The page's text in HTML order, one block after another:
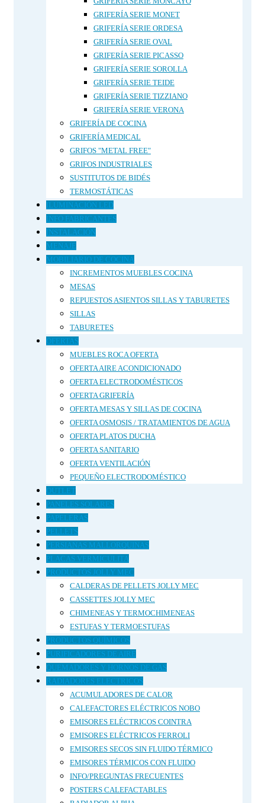
GRIFERÍA SERIE MONET
GRIFERÍA SERIE ORDESA
GRIFERÍA SERIE OVAL
GRIFERÍA SERIE PICASSO
GRIFERÍA SERIE SOROLLA
GRIFERÍA SERIE TEIDE
GRIFERÍA SERIE TIZZIANO
GRIFERÍA SERIE VERONA
GRIFERÍA DE COCINA
GRIFERÍA MEDICAL
GRIFOS "METAL FREE"
GRIFOS INDUSTRIALES
SUSTITUTOS DE BIDÉS
TERMOSTÁTICAS
ILUMINACIÓN LED
INFO FABRICANTES
INSTALACIÓN
MENAJE
MOBILIARIO DE COCINA
INCREMENTOS MUEBLES COCINA
MESAS
REPUESTOS ASIENTOS SILLAS Y TABURETES
SILLAS
TABURETES
OFERTAS
MUEBLES ROCA OFERTA
OFERTA AIRE ACONDICIONADO
OFERTA ELECTRODOMÉSTICOS
OFERTA GRIFERÍA
OFERTA MESAS Y SILLAS DE COCINA
OFERTA OSMOSIS / TRATAMIENTOS DE AGUA
OFERTA PLATOS DUCHA
OFERTA SANITARIO
OFERTA VENTILACIÓN
PEQUEÑO ELECTRODOMÉSTICO
OUTLET
PANELES SOLARES
PAPELERAS
PELLETS
PERSIANAS MALLORQUINAS
PLACAS VERMICULITA
PRODUCTOS JOLLY MEC
CALDERAS DE PELLETS JOLLY MEC
CASSETTES JOLLY MEC
CHIMENEAS Y TERMOCHIMENEAS
ESTUFAS Y TERMOESTUFAS
PRODUCTOS QUÍMICOS
PURIFICADORES DE AIRE
QUEMADORES Y HORNOS DE GAS
RADIADORES ELECTRICOS
ACUMULADORES DE CALOR
CALEFACTORES ELÉCTRICOS NOBO
EMISORES ELÉCTRICOS COINTRA
EMISORES ELÉCTRICOS FERROLI
EMISORES SECOS SIN FLUIDO TÉRMICO
EMISORES TÉRMICOS CON FLUIDO
INFO/PREGUNTAS FRECUENTES
POSTERS CALEFACTABLES